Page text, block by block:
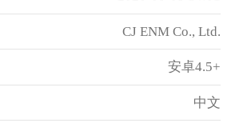
CJ ENM Co., Ltd.‌
安卓4.5+
中文